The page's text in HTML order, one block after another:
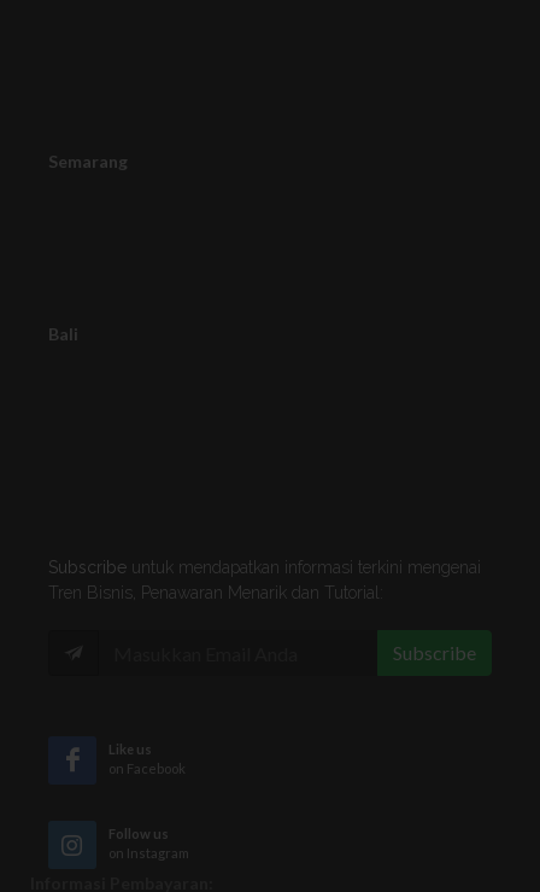
Semarang
Bali
Subscribe untuk mendapatkan informasi terkini mengenai
Tren Bisnis, Penawaran Menarik dan Tutorial:
Subscribe
Like us
on Facebook
Follow us
on Instagram